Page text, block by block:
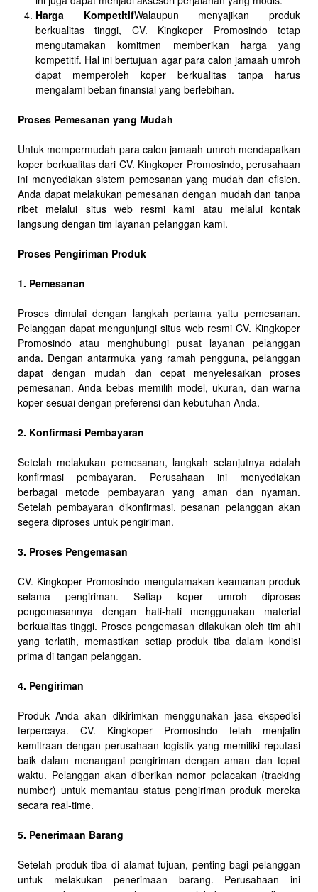
Harga KompetitifWalaupun menyajikan produk
berkualitas tinggi, CV. Kingkoper Promosindo tetap
mengutamakan komitmen memberikan harga yang
kompetitif. Hal ini bertujuan agar para calon jamaah umroh
dapat memperoleh koper berkualitas tanpa harus
mengalami beban finansial yang berlebihan.
Proses Pemesanan yang Mudah
Untuk mempermudah para calon jamaah umroh mendapatkan
koper berkualitas dari CV. Kingkoper Promosindo, perusahaan
ini menyediakan sistem pemesanan yang mudah dan efisien.
Anda dapat melakukan pemesanan dengan mudah dan tanpa
ribet melalui situs web resmi kami atau melalui kontak
langsung dengan tim layanan pelanggan kami.
Proses Pengiriman Produk
1. Pemesanan
Proses dimulai dengan langkah pertama yaitu pemesanan.
Pelanggan dapat mengunjungi situs web resmi CV. Kingkoper
Promosindo atau menghubungi pusat layanan pelanggan
anda. Dengan antarmuka yang ramah pengguna, pelanggan
dapat dengan mudah dan cepat menyelesaikan proses
pemesanan. Anda bebas memilih model, ukuran, dan warna
koper sesuai dengan preferensi dan kebutuhan Anda.
2. Konfirmasi Pembayaran
Setelah melakukan pemesanan, langkah selanjutnya adalah
konfirmasi pembayaran. Perusahaan ini menyediakan
berbagai metode pembayaran yang aman dan nyaman.
Setelah pembayaran dikonfirmasi, pesanan pelanggan akan
segera diproses untuk pengiriman.
3. Proses Pengemasan
CV. Kingkoper Promosindo mengutamakan keamanan produk
selama pengiriman. Setiap koper umroh diproses
pengemasannya dengan hati-hati menggunakan material
berkualitas tinggi. Proses pengemasan dilakukan oleh tim ahli
yang terlatih, memastikan setiap produk tiba dalam kondisi
prima di tangan pelanggan.
4. Pengiriman
Produk Anda akan dikirimkan menggunakan jasa ekspedisi
terpercaya. CV. Kingkoper Promosindo telah menjalin
kemitraan dengan perusahaan logistik yang memiliki reputasi
baik dalam menangani pengiriman dengan aman dan tepat
waktu. Pelanggan akan diberikan nomor pelacakan (tracking
number) untuk memantau status pengiriman produk mereka
secara real-time.
5. Penerimaan Barang
Setelah produk tiba di alamat tujuan, penting bagi pelanggan
untuk melakukan penerimaan barang. Perusahaan ini